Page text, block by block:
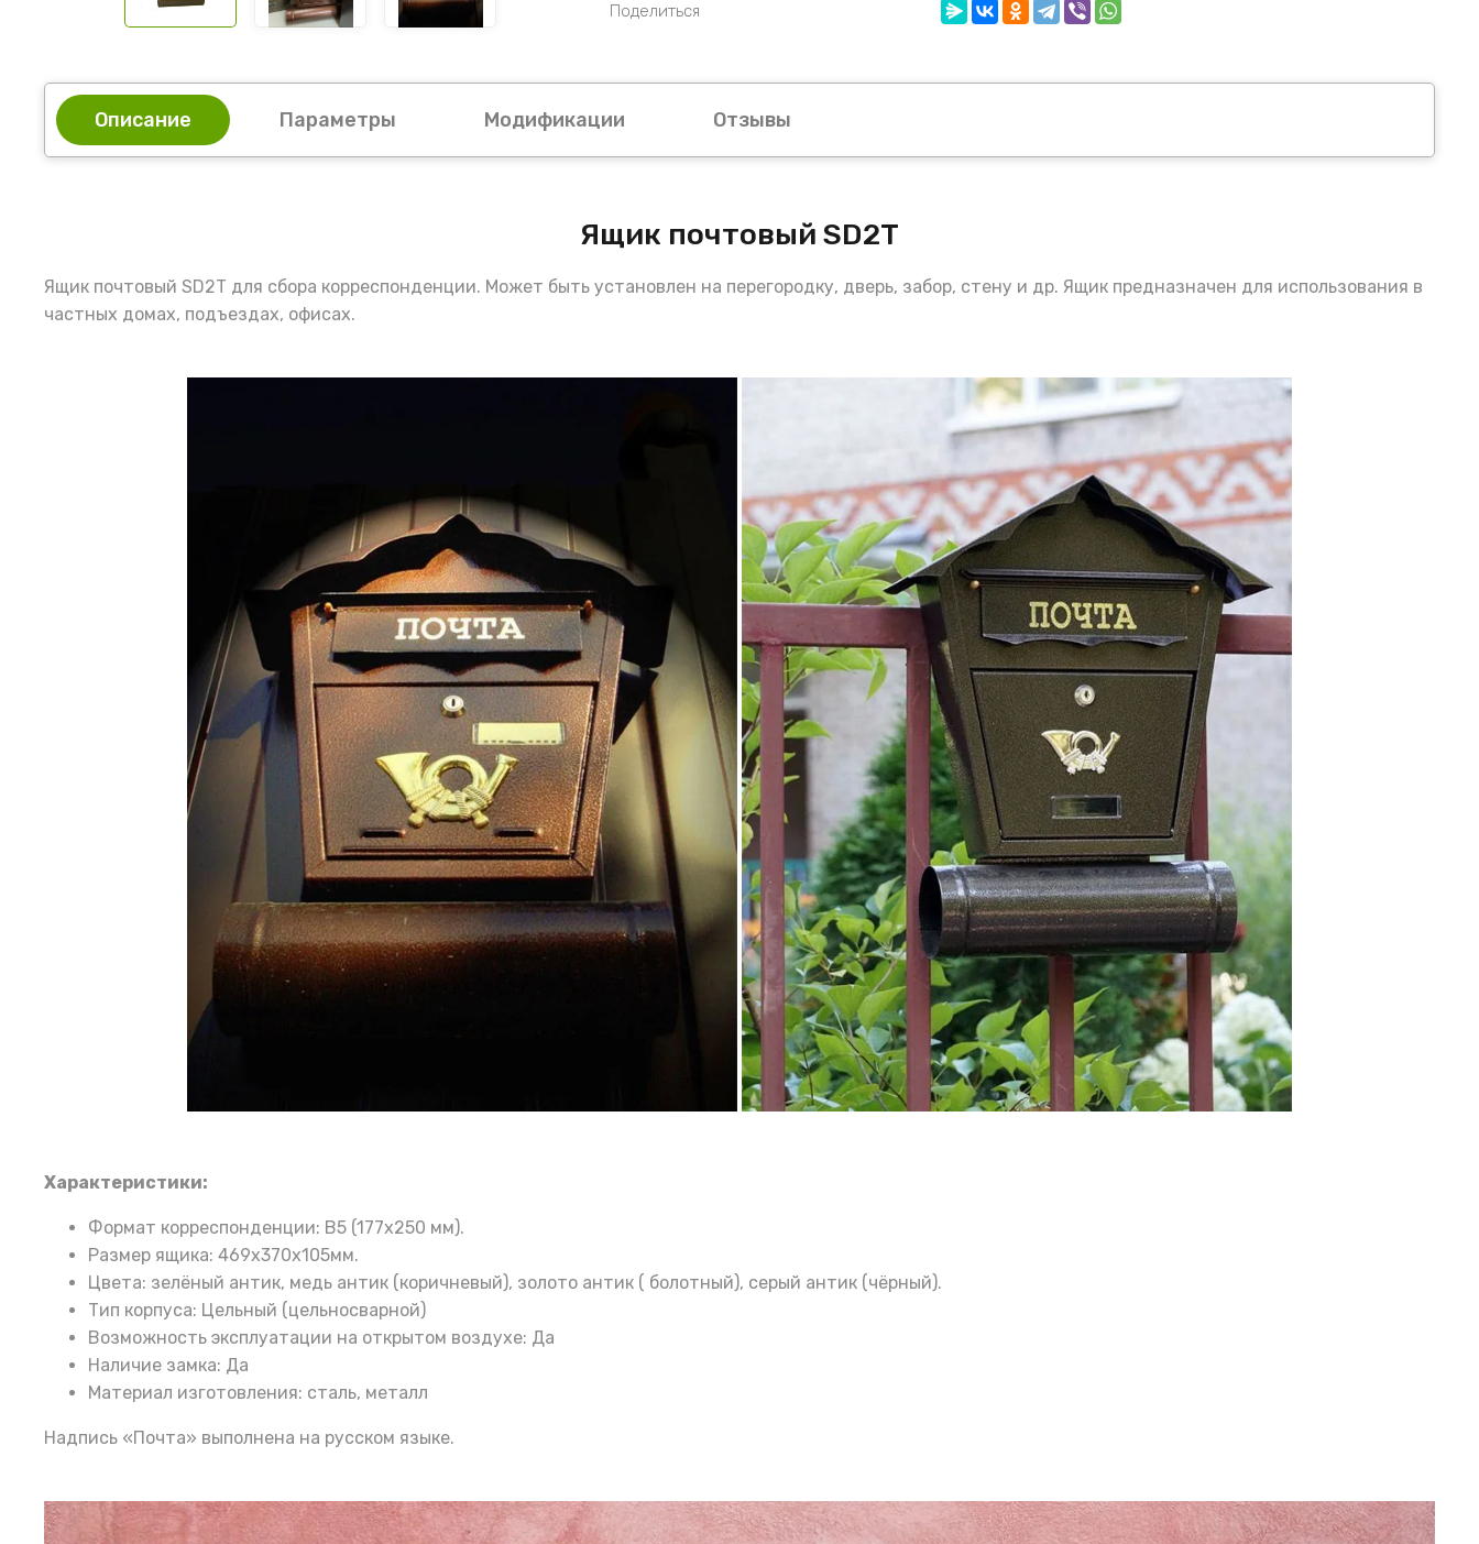
Поделиться
Описание Параметры Модификации Отзывы
Ящик почтовый SD2T
Ящик почтовый SD2Т для сбора корреспонденции. Может быть установлен на перегородку, дверь, забор, стену и др. Ящик предназначен для использования в
частных домах, подъездах, офисах.
Характеристики:
Формат корреспонденции: B5 (177х250 мм).
Размер ящика: 469х370х105мм.
Цвета: зелёный антик, медь антик (коричневый), золото антик ( болотный), серый антик (чёрный).
Тип корпуса: Цельный (цельносварной)
Возможность эксплуатации на открытом воздухе: Да
Наличие замка: Да
Материал изготовления: сталь, металл
Надпись «Почта» выполнена на русском языке.